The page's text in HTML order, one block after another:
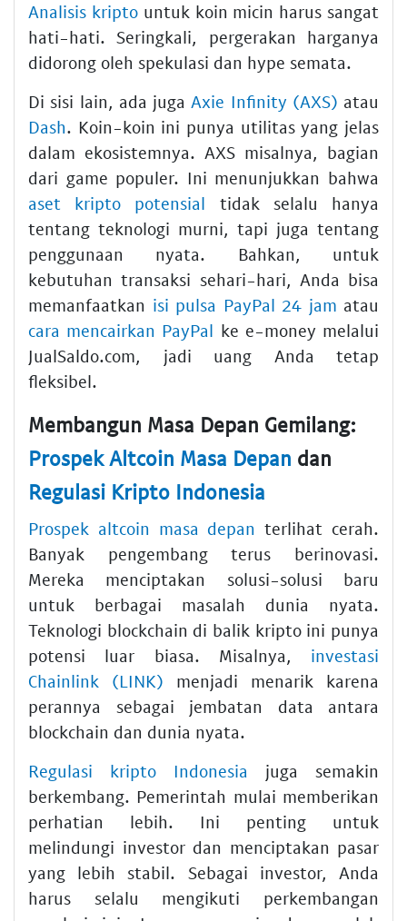
Analisis kriptountuk koin micin harus sangat
hati-hati. Seringkali, pergerakan harganya
didorong oleh spekulasi dan hype semata.
Di sisi lain, ada juga Axie Infinity (AXS) atau
Dash. Koin-koin ini punya utilitas yang jelas
dalam ekosistemnya. AXS misalnya, bagian
dari game populer. Ini menunjukkan bahwa
aset kripto potensial tidak selalu hanya
tentang teknologi murni, tapi juga tentang
penggunaan nyata. Bahkan, untuk
kebutuhan transaksi sehari-hari, Anda bisa
memanfaatkan isi pulsa PayPal 24 jam atau
cara mencairkan PayPal ke e-money melalui
JualSaldo.com, jadi uang Anda tetap
fleksibel.
Membangun Masa Depan Gemilang:
Prospek Altcoin Masa Depan dan
Regulasi Kripto Indonesia
Prospek altcoin masa depan terlihat cerah.
Banyak pengembang terus berinovasi.
Mereka menciptakan solusi-solusi baru
untuk berbagai masalah dunia nyata.
Teknologi blockchain di balik kripto ini punya
potensi luar biasa. Misalnya, investasi
Chainlink (LINK) menjadi menarik karena
perannya sebagai jembatan data antara
blockchain dan dunia nyata.
Regulasi kripto Indonesia juga semakin
berkembang. Pemerintah mulai memberikan
perhatian lebih. Ini penting untuk
melindungi investor dan menciptakan pasar
yang lebih stabil. Sebagai investor, Anda
harus selalu mengikuti perkembangan